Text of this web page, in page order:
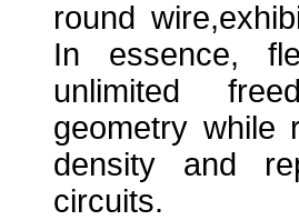
round
In essence,
unlimited
geometry while
density and
circuits.